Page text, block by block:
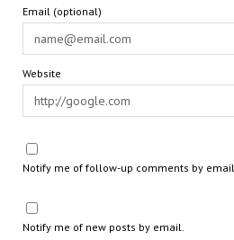
Email (optional)
Website
Notify me of follow-up comments by email.
Notify me of new posts by email.